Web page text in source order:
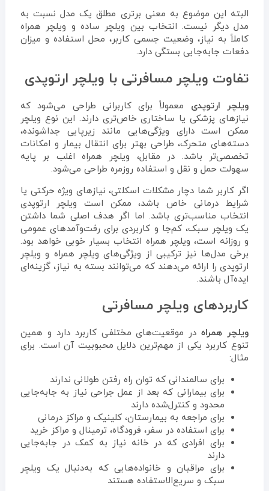
البته این موضوع به معنی برتری مطلق یک مدل نسبت به
مدل دیگر نیست. انتخاب بین ویلچر ساده و ویلچر همراه
کاملاً به نیاز، وضعیت جسمی کاربر، محل استفاده و میزان
دفعات جابه‌جایی بستگی دارد.
تفاوت ویلچر مسافرتی با ویلچر ارتوپدی
ویلچر ارتوپدی معمولاً برای کاربرانی طراحی می‌شود که
نیازهای پزشکی یا ساختاری خاص‌تری دارند. این نوع ویلچر
ممکن است دارای ویژگی‌هایی مانند زیرپایی جداشونده،
دسته‌های متحرک، طراحی بهتر برای انتقال بیمار و امکانات
تخصصی‌تر باشد. در مقابل، ویلچر همراه اغلب بر پایه
سهولت حمل و نقل و استفاده روزمره طراحی می‌شود.
اگر کاربر شما دچار مشکلات اسکلتی، نیازهای ویژه حرکتی یا
شرایط درمانی خاص باشد، ممکن است ویلچر ارتوپدی
انتخاب مناسب‌تری باشد. اما اگر هدف اصلی شما داشتن
یک ویلچر سبک، کم‌جا و کاربردی برای رفت‌وآمدهای عمومی
و روزانه است، ویلچر همراه انتخاب بسیار خوبی خواهد بود.
برخی مدل‌ها نیز ترکیبی از ویژگی‌های ویلچر همراه و ویلچر
ارتوپدی را ارائه می‌دهند که می‌توانند بسته به نیاز، گزینه‌ای
ایده‌آل باشند.
کاربردهای ویلچر مسافرتی
ویلچر همراهدر موقعیت‌های مختلفی کاربرد دارد و همین
تنوع کاربرد یکی از مهم‌ترین دلایل محبوبیت آن است. برای
مثال:
برای سالمندانی که توان راه رفتن طولانی ندارند
برای بیمارانی که بعد از عمل جراحی نیاز به جابه‌جایی
محدود و کنترل‌شده دارند
برای مراجعه به بیمارستان، کلینیک و مراکز درمانی
برای استفاده در سفر، فرودگاه، ترمینال و مراکز خرید
برای افرادی که در خانه نیاز به کمک در جابه‌جایی
دارند
برای مراقبان و خانواده‌هایی که به‌دنبال یک ویلچر
سبک و سریع‌الاستفاده هستند